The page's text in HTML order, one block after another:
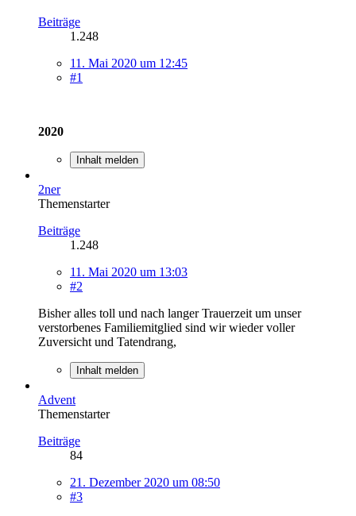
Beiträge
1.248
11. Mai 2020 um 12:45
#1
2020
Inhalt melden
2ner
Themenstarter
Beiträge
1.248
11. Mai 2020 um 13:03
#2
Bisher alles toll und nach langer Trauerzeit um unser
verstorbenes Familiemitglied sind wir wieder voller
Zuversicht und Tatendrang,
Inhalt melden
Advent
Themenstarter
Beiträge
84
21. Dezember 2020 um 08:50
#3